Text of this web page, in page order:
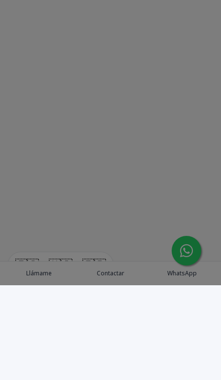
🇪🇸 🇺🇸 🇫🇷
Llámame Contactar WhatsApp